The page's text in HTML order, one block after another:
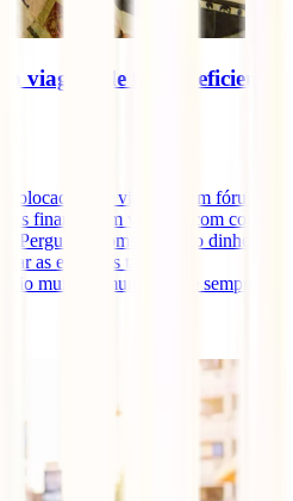
viagem de forma eficiente
por viajantes em fóruns
finanças em viagem, com como
Perguntas como "quanto dinheiro
as elevadas taxas de
muito comuns. Este é sempre